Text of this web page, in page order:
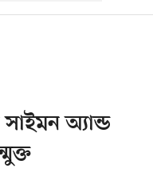
সাইমন অ্যান্ড